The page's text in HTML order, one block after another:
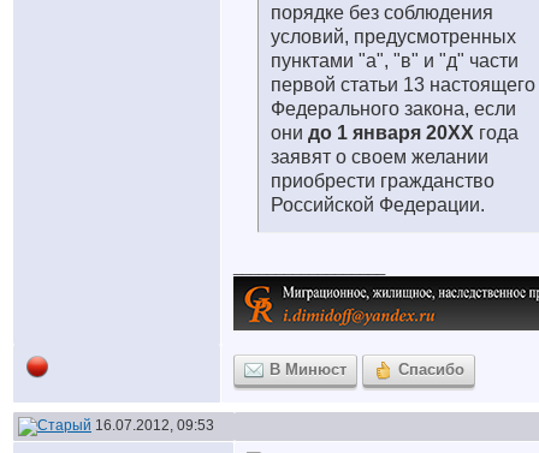
порядке без соблюдения
условий, предусмотренных
пунктами "а", "в" и "д" части
первой статьи 13 настоящего
Федерального закона, если
они до 1 января 20ХХ года
заявят о своем желании
приобрести гражданство
Российской Федерации.
В Минюст Спасибо
16.07.2012, 09:53